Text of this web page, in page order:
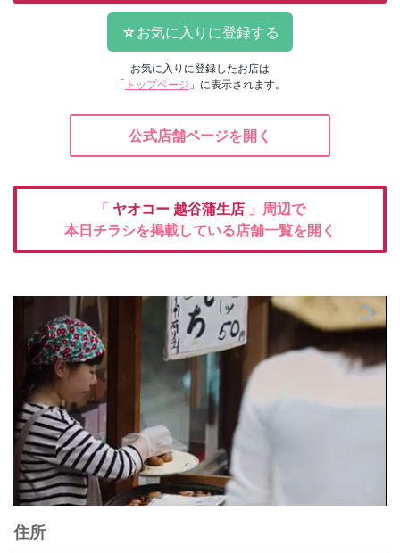
お気に入りに登録したお店は
「 トップページ 」に表示されます。
公式店舗ページを開く
「 ヤオコー 越谷蒲生店 」周辺で
本日チラシを掲載している店舗一覧を開く
住所